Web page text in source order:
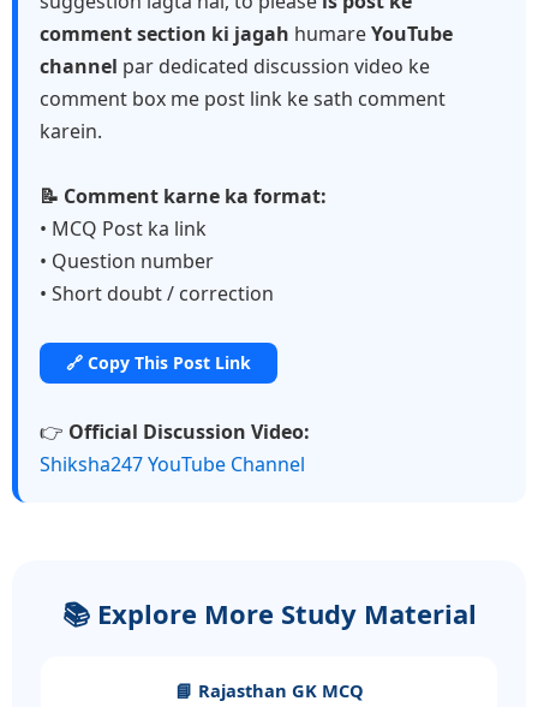
comment section ki jagah humareYouTube
channel par dedicated discussion video ke
comment box me post link ke sath comment
karein.
📝 Comment karne ka format:
• MCQ Post ka link
• Question number
• Short doubt / correction
🔗 Copy This Post Link
👉 Official Discussion Video:
Shiksha247 YouTube Channel
📚 Explore More Study Material
📘 Rajasthan GK MCQ